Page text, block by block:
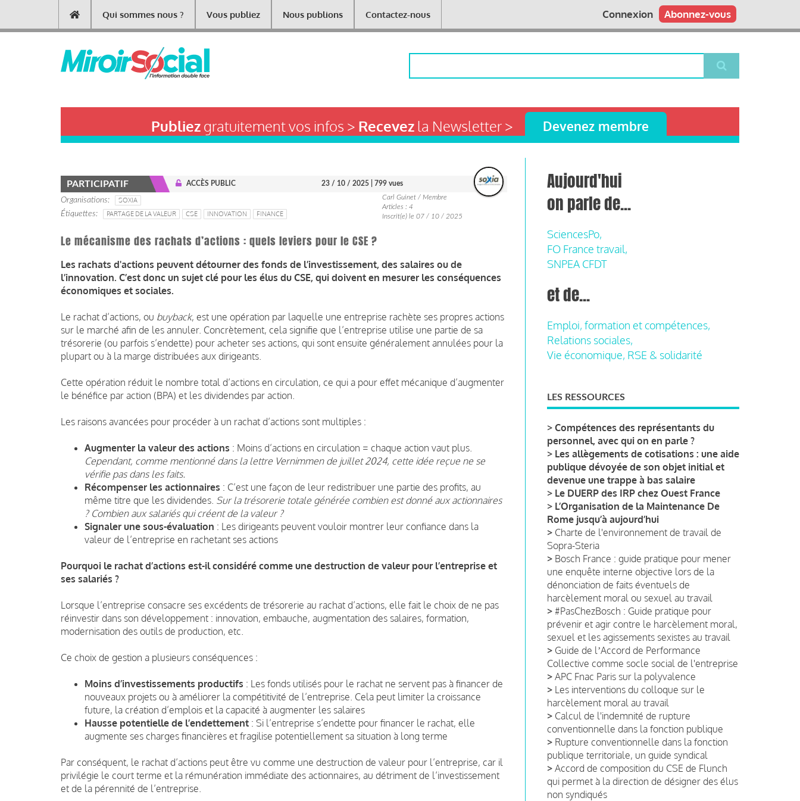
contenu
Main
navigation
Qui sommes nous ? Vous publiez Nous publions Contactez-nous Abonnez-vous
Connexion
Publiezgratuitement vos infos > Recevezla Newsletter > Devenez membre
PARTICIPATIF ACCÈS PUBLIC 23 / 10 / 2025 | 799 vues
Organisations
SOXIA
Étiquettes
PARTAGE DE LA VALEUR CSE INNOVATION FINANCE
Carl Guinet / Membre
Articles : 4
Inscrit(e) le 07 / 10 / 2025
Le mécanisme des rachats d’actions : quels leviers pour le CSE ?
Les rachats d'actions peuvent détourner des fonds de l’investissement, des salaires ou de
l’innovation. C’est donc un sujet clé pour les élus du CSE, qui doivent en mesurer les conséquences
économiques et sociales.
Le rachat d’actions, ou buyback, est une opération par laquelle une entreprise rachète ses propres actions
sur le marché afin de les annuler. Concrètement, cela signifie que l’entreprise utilise une partie de sa
trésorerie (ou parfois s’endette) pour acheter ses actions, qui sont ensuite généralement annulées pour la
plupart ou à la marge distribuées aux dirigeants.
Cette opération réduit le nombre total d’actions en circulation, ce qui a pour effet mécanique d’augmenter
le bénéfice par action (BPA) et les dividendes par action.
Les raisons avancées pour procéder à un rachat d’actions sont multiples :
Augmenter la valeur des actions : Moins d’actions en circulation = chaque action vaut plus.
Cependant, comme mentionné dans la lettre Vernimmen de juillet 2024, cette idée reçue ne se
vérifie pas dans les faits.
Récompenser les actionnaires : C’est une façon de leur redistribuer une partie des profits, au
même titre que les dividendes. Sur la trésorerie totale générée combien est donné aux actionnaires
? Combien aux salariés qui créent de la valeur ?
Signaler une sous-évaluation : Les dirigeants peuvent vouloir montrer leur confiance dans la
valeur de l’entreprise en rachetant ses actions
Pourquoi le rachat d’actions est-il considéré comme une destruction de valeur pour l’entreprise et
ses salariés ?
Lorsque l’entreprise consacre ses excédents de trésorerie au rachat d’actions, elle fait le choix de ne pas
réinvestir dans son développement : innovation, embauche, augmentation des salaires, formation,
modernisation des outils de production, etc.
Ce choix de gestion a plusieurs conséquences :
Moins d’investissements productifs : Les fonds utilisés pour le rachat ne servent pas à financer de
nouveaux projets ou à améliorer la compétitivité de l’entreprise. Cela peut limiter la croissance
future, la création d’emplois et la capacité à augmenter les salaires
Hausse potentielle de l’endettement : Si l’entreprise s’endette pour financer le rachat, elle
augmente ses charges financières et fragilise potentiellement sa situation à long terme
Par conséquent, le rachat d’actions peut être vu comme une destruction de valeur pour l’entreprise, car il
privilégie le court terme et la rémunération immédiate des actionnaires, au détriment de l’investissement
et de la pérennité de l’entreprise.
Aujourd'hui
on parle de...
SciencesPo,
FO France travail,
SNPEA CFDT
et de...
Emploi, formation et compétences,
Relations sociales,
Vie économique, RSE & solidarité
LES RESSOURCES
> Compétences des représentants du
personnel, avec qui on en parle ?
> Les allègements de cotisations : une aide
publique dévoyée de son objet initial et
devenue une trappe à bas salaire
> Le DUERP des IRP chez Ouest France
> L’Organisation de la Maintenance De
Rome jusqu’à aujourd’hui
> Charte de l'environnement de travail de
Sopra-Steria
> Bosch France : guide pratique pour mener
une enquête interne objective lors de la
dénonciation de faits éventuels de
harcèlement moral ou sexuel au travail
> #PasChezBosch : Guide pratique pour
prévenir et agir contre le harcèlement moral,
sexuel et les agissements sexistes au travail
> Guide de lʼAccord de Performance
Collective comme socle social de l'entreprise
> APC Fnac Paris sur la polyvalence
> Les interventions du colloque sur le
harcèlement moral au travail
> Calcul de l'indemnité de rupture
conventionnelle dans la fonction publique
> Rupture conventionnelle dans la fonction
publique territoriale, un guide syndical
> Accord de composition du CSE de Flunch
qui permet à la direction de désigner des élus
non syndiqués